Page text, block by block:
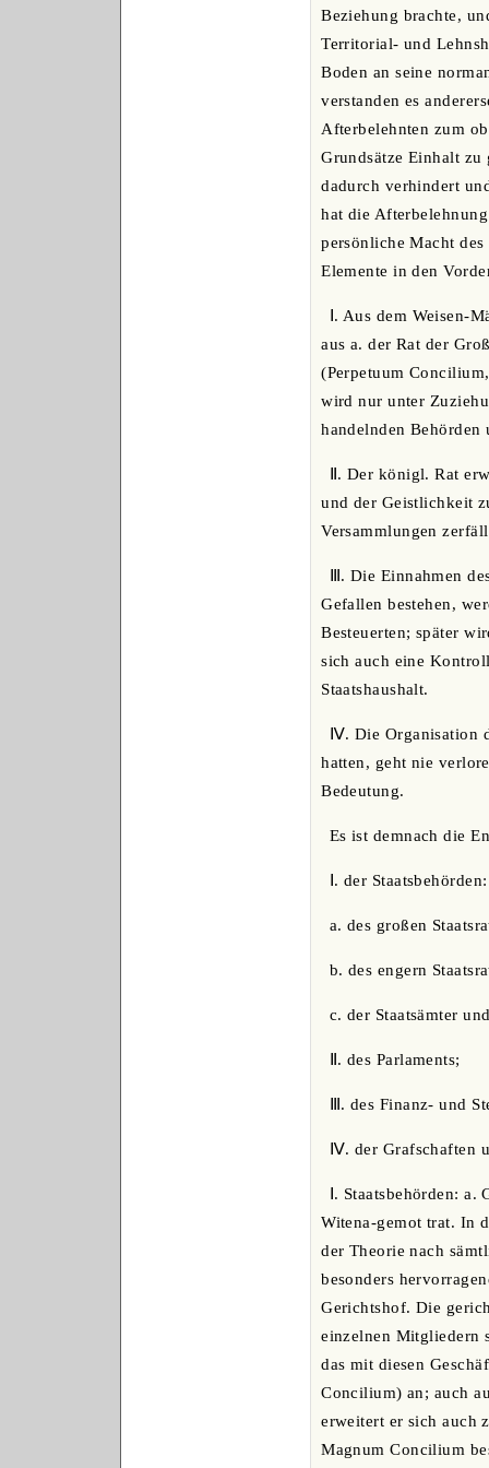
Beziehung brachte,
Territorial- und
Boden an seine
verstanden es
Afterbelehnten zum
Grundsätze Einhalt
dadurch verhindert
hat die
persönliche Macht
Elemente in den
Ⅰ. Aus dem Weisen-
aus a. der Rat der
(Perpetuum
wird nur unter
handelnden Behörden
Ⅱ. Der königl. Rat
und der Geistlichkeit
Versammlungen
Ⅲ. Die Einnahmen
Gefallen bestehen,
Besteuerten; später
sich auch eine
Staatshaushalt.
Ⅳ. Die Organisation
hatten, geht nie
Bedeutung.
Es ist demnach die
Ⅰ. der Staatsbehörden:
a. des großen
b. des engern
c. der Staatsämter
Ⅱ. des Parlaments;
Ⅲ. des Finanz- und
Ⅳ. der Grafschaften
Ⅰ. Staatsbehörden:
Witena-gemot trat. In
der Theorie nach
besonders
Gerichtshof. Die
einzelnen Mitgliedern
das mit diesen
Concilium) an; auch
erweitert er sich auch
Magnum Concilium